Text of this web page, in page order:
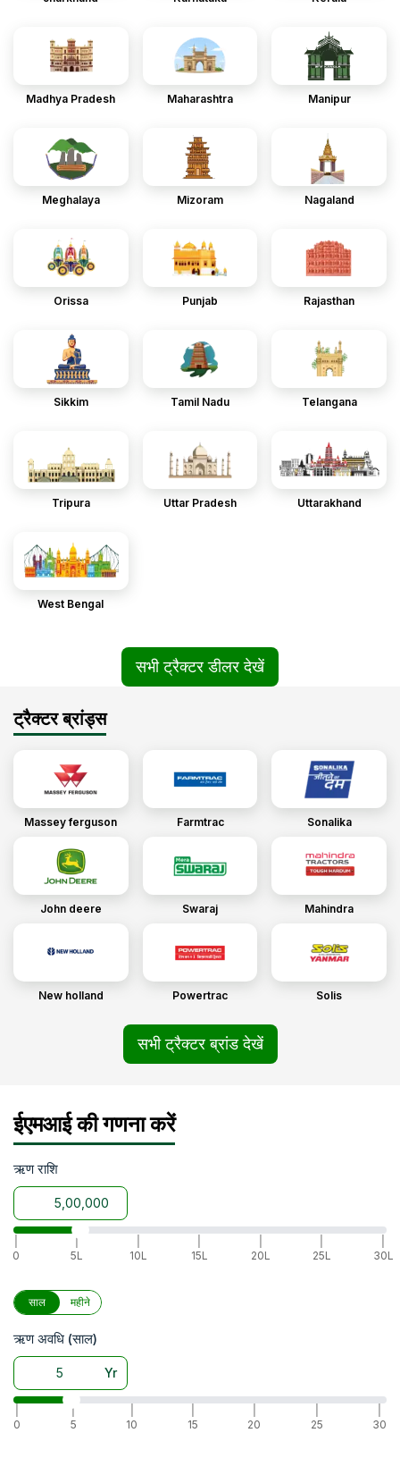
Madhya Pradesh Maharashtra Manipur
Meghalaya Mizoram Nagaland
Orissa Punjab Rajasthan
Sikkim Tamil Nadu Telangana
Tripura Uttar Pradesh Uttarakhand
West Bengal
सभी ट्रैक्टर डीलर देखें
ट्रैक्टर ब्रांड्स
Massey ferguson Farmtrac Sonalika
John deere Swaraj Mahindra
New holland Powertrac Solis
सभी ट्रैक्टर ब्रांड देखें
ईएमआई की गणना करें
ऋण राशि
0
|
5L
10L
15L
20L
25L
30L
साल महीने
ऋण अवधि (साल)
Yr
0
|
5
10
15
20
25
30